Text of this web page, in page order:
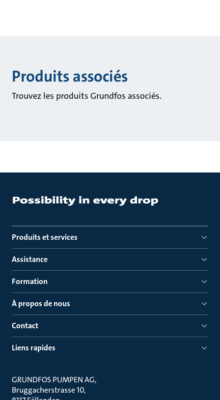
Produits associés
Trouvez les produits Grundfos associés.
Produits et services
Assistance
Formation
À propos de nous
Contact
Liens rapides
GRUNDFOS PUMPEN AG
Bruggacherstrasse 10